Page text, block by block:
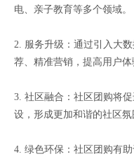
电、亲子教育等多个领域。
2. 服务升级：通过引入大
荐、精准营销，提高用户体
3. 社区融合：社区团购将
设，形成更加和谐的社区氛
4. 绿色环保：社区团购有